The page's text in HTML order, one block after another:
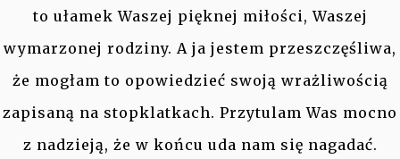
to ułamek Waszej pięknej miłości, Waszej
wymarzonej rodziny. A ja jestem przeszczęśliwa,
że mogłam to opowiedzieć swoją wrażliwością
zapisaną na stopklatkach. Przytulam Was mocno
z nadzieją, że w końcu uda nam się nagadać.